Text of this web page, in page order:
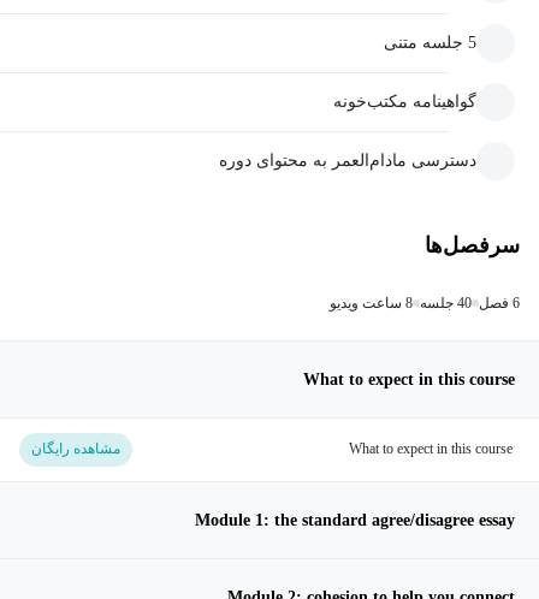
5 جلسه متنی
گواهینامه مکتب‌خونه
دسترسی مادام‌العمر به محتوای دوره
سرفصل‌ها
6 فصل 40 جلسه 8 ساعت ویدیو
What to expect in this course
مشاهده رایگان
Module 1: the standard agree/disagree essay